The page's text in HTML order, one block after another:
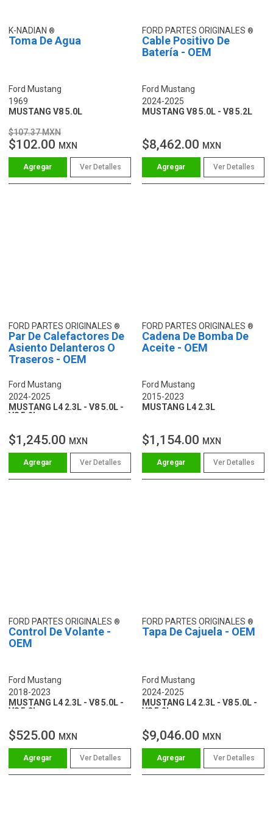
K-NADIAN
Toma De Agua
Ford Mustang
1969
MUSTANG V8 5.0L
$107.37 MXN
$102.00 MXN
Ver Detalles
FORD PARTES ORIGINALES
Cable Positivo De
Batería - OEM
Ford Mustang
2024-2025
MUSTANG V8 5.0L - V8 5.2L
$8,462.00 MXN
Ver Detalles
FORD PARTES ORIGINALES
Par De Calefactores De
Asiento Delanteros O
Traseros - OEM
Ford Mustang
2024-2025
MUSTANG L4 2.3L - V8 5.0L -
V8 5.2L
$1,245.00 MXN
Ver Detalles
FORD PARTES ORIGINALES
Cadena De Bomba De
Aceite - OEM
Ford Mustang
2015-2023
MUSTANG L4 2.3L
$1,154.00 MXN
Ver Detalles
FORD PARTES ORIGINALES
Control De Volante -
OEM
Ford Mustang
2018-2023
MUSTANG L4 2.3L - V8 5.0L -
V8 5.2L
$525.00 MXN
Ver Detalles
FORD PARTES ORIGINALES
Tapa De Cajuela - OEM
Ford Mustang
2024-2025
MUSTANG L4 2.3L - V8 5.0L -
V8 5.2L
$9,046.00 MXN
Ver Detalles